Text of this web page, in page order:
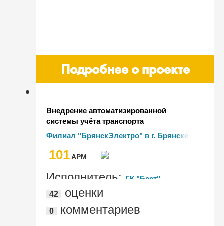
Подробнее о проекте
Внедрение автоматизированной
системы учёта транспорта
электроэнергии, технологического
присоединения и паспортизации
оборудования в филиале
Филиал "БрянскЭлектро" в г. Брянске
101AРМ
Исполнитель: ГК "Бест"
42
оценки
0 комментариев